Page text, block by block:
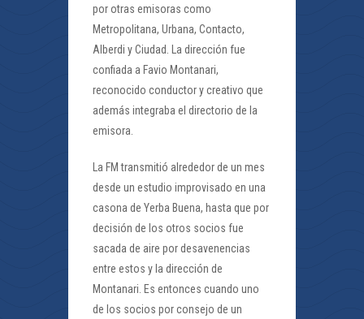
por otras emisoras como
Metropolitana, Urbana, Contacto,
Alberdi y Ciudad. La dirección fue
confiada a Favio Montanari,
reconocido conductor y creativo que
además integraba el directorio de la
emisora.
La FM transmitió alrededor de un mes
desde un estudio improvisado en una
casona de Yerba Buena, hasta que por
decisión de los otros socios fue
sacada de aire por desavenencias
entre estos y la dirección de
Montanari. Es entonces cuando uno
de los socios por consejo de un